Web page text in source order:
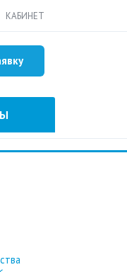
КАБИНЕТ